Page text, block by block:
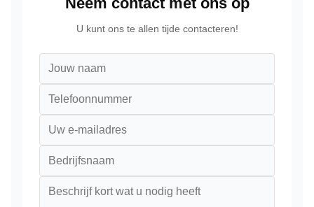
U kunt ons te allen tijde contacteren!